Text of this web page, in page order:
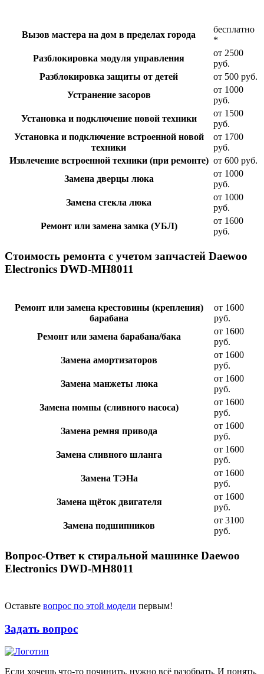
Вызов мастера на дом в пределах города
бесплатно
*
Разблокировка модуля управления
от 2500
руб.
Разблокировка защиты от детей
от 500 руб.
Устранение засоров
от 1000
руб.
Установка и подключение новой техники
от 1500
руб.
Установка и подключение встроенной новой
техники
от 1700
руб.
Извлечение встроенной техники (при ремонте) от 600 руб.
Замена дверцы люка
от 1000
руб.
Замена стекла люка
от 1000
руб.
Ремонт или замена замка (УБЛ)
от 1600
руб.
Стоимость ремонта с учетом запчастей Daewoo
Electronics DWD-MH8011
Ремонт или замена крестовины (крепления)
барабана
от 1600
руб.
Ремонт или замена барабана/бака
от 1600
руб.
Замена амортизаторов
от 1600
руб.
Замена манжеты люка
от 1600
руб.
Замена помпы (сливного насоса)
от 1600
руб.
Замена ремня привода
от 1600
руб.
Замена сливного шланга
от 1600
руб.
Замена ТЭНа
от 1600
руб.
Замена щёток двигателя
от 1600
руб.
Замена подшипников
от 3100
руб.
Вопрос-Ответ к стиральной машинке Daewoo
Electronics DWD-MH8011
Оставьте вопрос по этой модели первым!
Задать вопрос
Если хочешь что-то починить, нужно всё разобрать. И понять,